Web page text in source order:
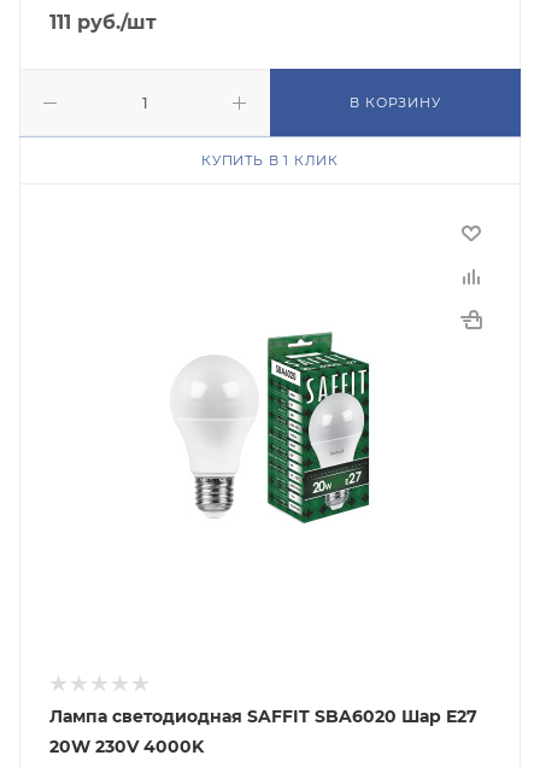
111 руб./шт
В КОРЗИНУ
КУПИТЬ В 1 КЛИК
Лампа светодиодная SAFFIT SBA6020 Шар E27
20W 230V 4000K